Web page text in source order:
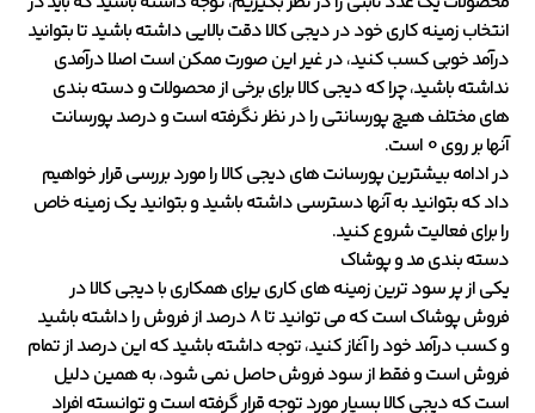
انتخاب زمینه کاری خود در دیجی کالا دقت بالایی داشته باشید تا بتوانید
درآمد خوبی کسب کنید، در غیر این صورت ممکن است اصلا درآمدی
نداشته باشید، چرا که دیجی کالا برای برخی از محصولات و دسته بندی
های مختلف هیچ پورسانتی را در نظر نگرفته است و درصد پورسانت
آنها بر روی 0 است.
در ادامه بیشترین پورسانت های دیجی کالا را مورد بررسی قرار خواهیم
داد که بتوانید به آنها دسترسی داشته باشید و بتوانید یک زمینه خاص
را برای فعالیت شروع کنید.
دسته بندی مد و پوشاک
یکی از پر سود ترین زمینه های کاری یرای همکاری با دیجی کالا در
فروش پوشاک است که می توانید تا 8 درصد از فروش را داشته باشید
و کسب درآمد خود را آغاز کنید، توجه داشته باشید که این درصد از تمام
فروش است و فقط از سود فروش حاصل نمی شود، به همین دلیل
است که دیجی کالا بسیار مورد توجه قرار گرفته است و توانسته افراد